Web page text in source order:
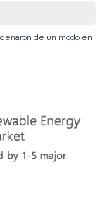
de un modo en